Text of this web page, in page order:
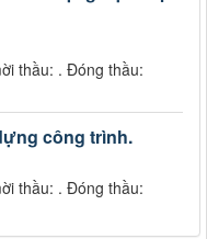
thầu: . Đóng thầu:
công trình.
thầu: . Đóng thầu: